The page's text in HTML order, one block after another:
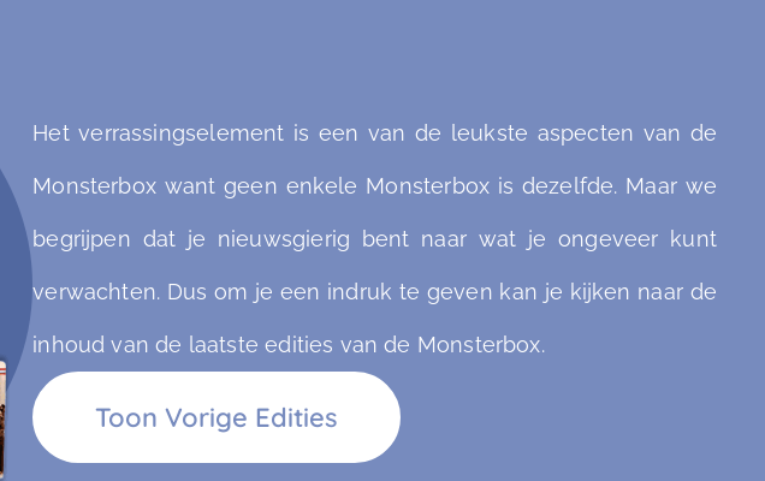
Het verrassingselement is een van de leukste aspecten van de
Monsterbox want geen enkele Monsterbox is dezelfde. Maar we
begrijpen dat je nieuwsgierig bent naar wat je ongeveer kunt
verwachten. Dus om je een indruk te geven kan je kijken naar de
inhoud van de laatste edities van de Monsterbox.
Toon Vorige Edities